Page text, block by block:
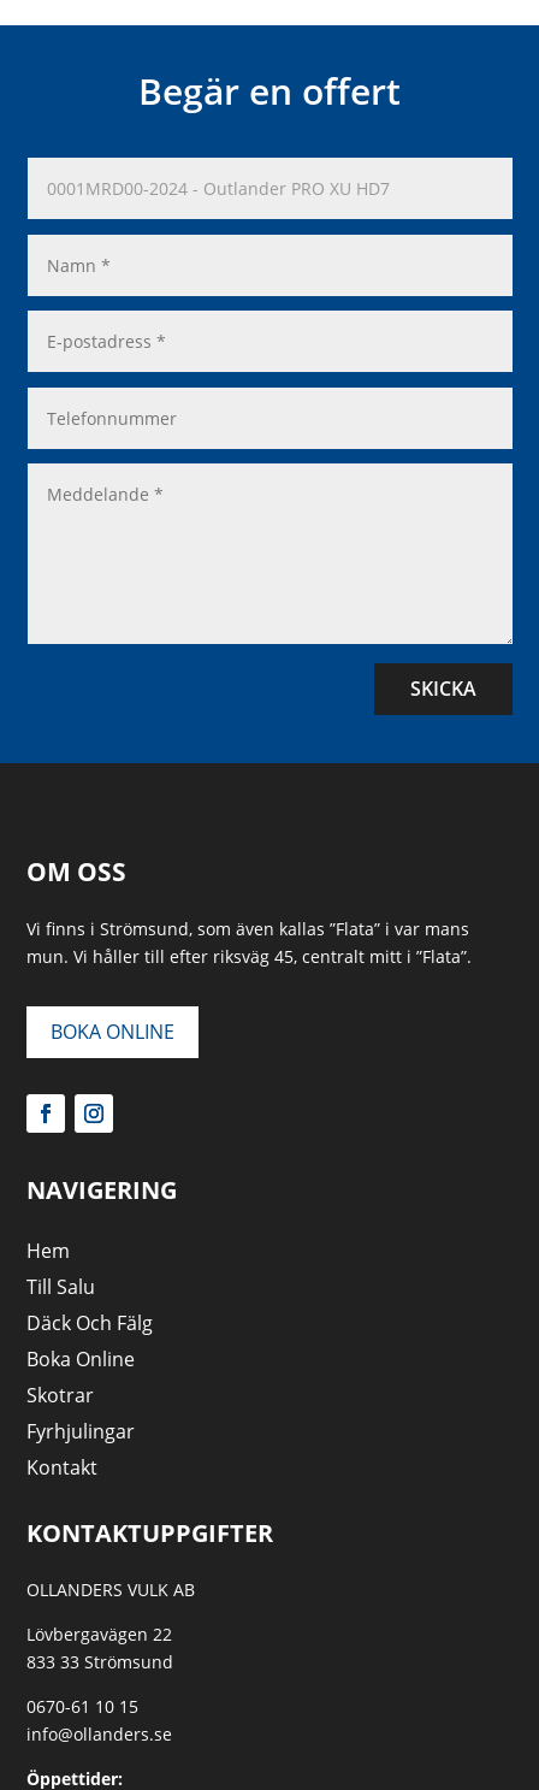
Begär en offert
SKICKA
OM OSS
Vi finns i Strömsund, som även kallas ”Flata” i var mans
mun. Vi håller till efter riksväg 45, centralt mitt i ”Flata”.
BOKA ONLINE
NAVIGERING
Hem
Till Salu
Däck Och Fälg
Boka Online
Skotrar
Fyrhjulingar
Kontakt
KONTAKTUPPGIFTER
OLLANDERS VULK AB
Lövbergavägen 22
833 33 Strömsund
0670-61 10 15
info@ollanders.se
Öppettider: